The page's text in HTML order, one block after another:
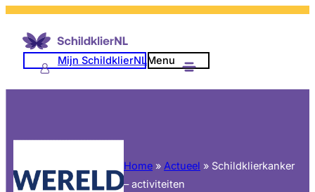
Mijn SchildklierNLMenu
Home »Actueel » Schildklierkanker
– activiteiten